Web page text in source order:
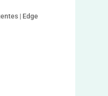
| Edge